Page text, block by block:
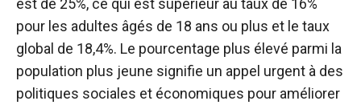
est de 25%, ce qui est supérieur au taux de 16%
pour les adultes âgés de 18 ans ou plus et le taux
global de 18,4%. Le pourcentage plus élevé parmi la
population plus jeune signifie un appel urgent à des
politiques sociales et économiques pour améliorer